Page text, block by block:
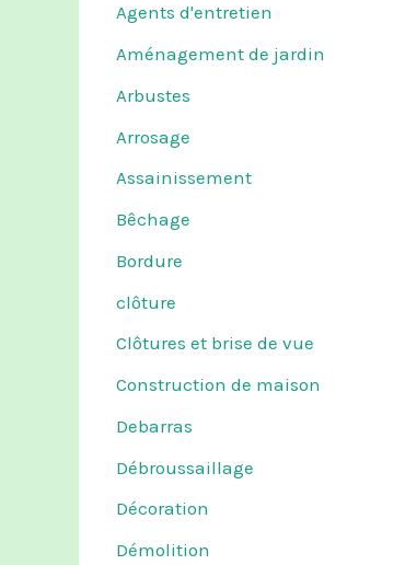
Agents d'entretien
Aménagement de jardin
Arbustes
Arrosage
Assainissement
Bêchage
Bordure
clôture
Clôtures et brise de vue
Construction de maison
Debarras
Débroussaillage
Décoration
Démolition